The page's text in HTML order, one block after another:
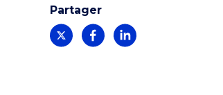
Partager